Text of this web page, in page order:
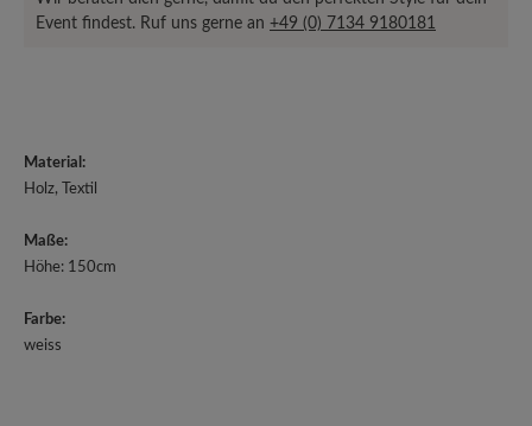
Event findest. Ruf uns gerne an +49 (0) 7134 9180181
Material:
Holz, Textil
Maße:
Höhe: 150cm
Farbe:
weiss